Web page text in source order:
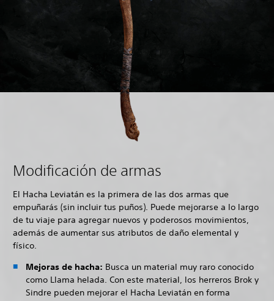
Modificación de armas
El Hacha Leviatán es la primera de las dos armas que
empuñarás (sin incluir tus puños). Puede mejorarse a lo largo
de tu viaje para agregar nuevos y poderosos movimientos,
además de aumentar sus atributos de daño elemental y
físico.
Mejoras de hacha: Busca un material muy raro conocido
como Llama helada. Con este material, los herreros Brok y
Sindre pueden mejorar el Hacha Leviatán en forma